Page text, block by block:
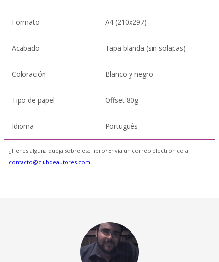
Formato A4 (210x297)
Acabado Tapa blanda (sin solapas)
Coloración Blanco y negro
Tipo de papel Offset 80g
Idioma Portugués
¿Tienes alguna queja sobre ese libro? Envía un correo electrónico a
contacto@clubdeautores.com